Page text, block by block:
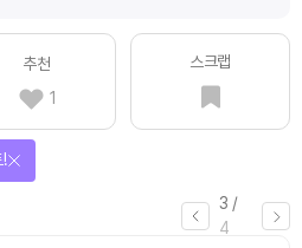
추천
1
스크랩
3 /
4
!